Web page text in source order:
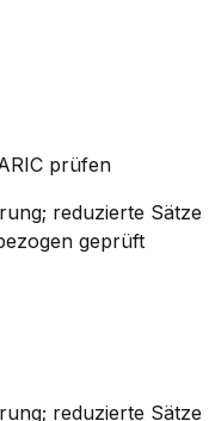
prüfen
reduzierte Sätze
geprüft
reduzierte Sätze